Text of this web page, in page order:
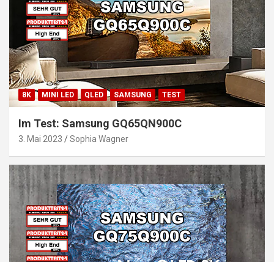
8K MINI LED QLED SAMSUNG TEST
Im Test: Samsung GQ65QN900C
3. Mai 2023 Sophia Wagner